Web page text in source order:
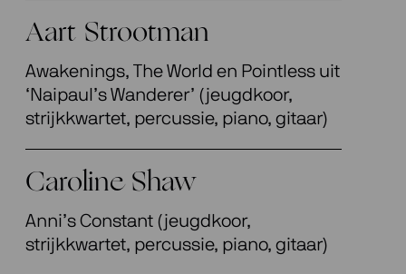
Aart Strootman
Awakenings, The World en Pointless uit
‘Naipaul’s Wanderer’ (jeugdkoor,
strijkkwartet, percussie, piano, gitaar)
Caroline Shaw
Anni’s Constant (jeugdkoor,
strijkkwartet, percussie, piano, gitaar)